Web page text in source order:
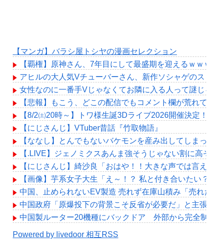
【マンガ】バラシ屋トシヤの漫画セレクション
【覇権】原神さん、7年目にして最盛期を迎えるｗｗｗ
アヒルの大人気Vチューバーさん、新作ソシャゲのスト
女性なのに一番手Vじゃなくてお隣に入る人って謎じゃ
【悲報】もこう、どこの配信でもコメント欄が荒れて
【8/2㈯20時～】トワ様生誕3Dライブ2026開催決定！
【にじさんじ】VTuber昔話『竹取物語』
【ななし】とんでもないバケモンを産み出してしまっ
【.LIVE】ジェノミクスあんま強そうじゃない割に高そ
【にじさんじ】綺沙良「おはや！！大きな声では言え
【画像】芋系女子大生「え～！？ 私と付き合いたい
中国、止められないEV製造 売れず在庫山積み「売れた
中国政府「原爆投下の背景こそ反省が必要だ」と主張
中国製ルーター20機種にバックドア 外部から完全制御
Powered by livedoor 相互RSS